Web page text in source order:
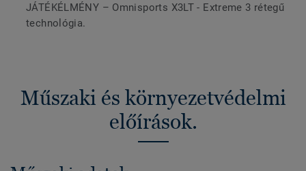
JÁTÉKÉLMÉNY – Omnisports X3LT - Extreme 3 rétegű
technológia.
Műszaki és környezetvédelmi
előírások.